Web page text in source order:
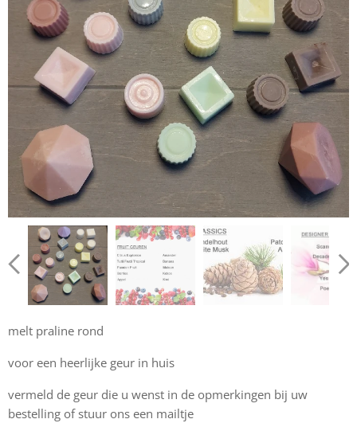
melt praline rond
voor een heerlijke geur in huis
vermeld de geur die u wenst in de opmerkingen bij uw
bestelling of stuur ons een mailtje